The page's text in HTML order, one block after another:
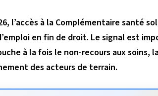
l’accès à la Complémentaire santé
en fin de droit. Le signal est
à la fois le non-recours aux soins,
des acteurs de terrain.